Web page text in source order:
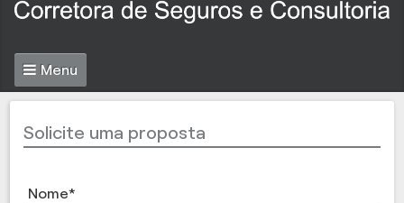
Menu
Solicite uma proposta
Nome